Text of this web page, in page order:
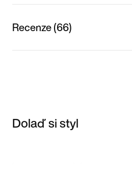
Recenze (66)
Dolaď si styl